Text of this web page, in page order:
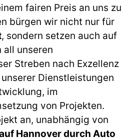
fairen Preis an uns zu
bürgen wir nicht nur für
, sondern setzen auch auf
unseren
Streben nach Exzellenz
Dienstleistungen
im
von Projekten.
an, unabhängig von
Hannover durch Auto